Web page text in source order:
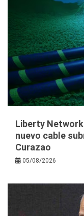
Liberty
nuevo cable
Curazao
05/08/2026